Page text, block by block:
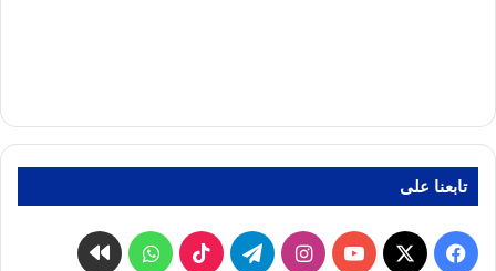
تابعنا على
فيسبوك
‫X
‫YouTubeانستقرامتيلقرام ‫TikTokواتسابكواى